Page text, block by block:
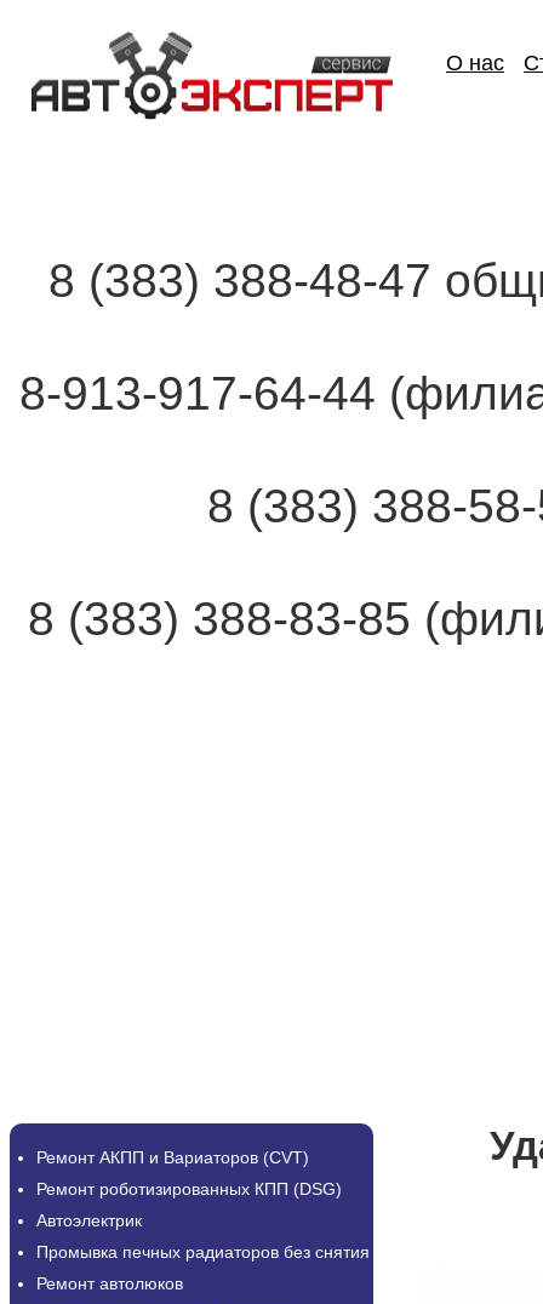
О нас
8 (383) 388-48-47
8-913-917-64-44
8 (383) 388-
8 (383) 388-83-85
Ремонт АКПП и Вариаторов (CVT)
Ремонт роботизированных КПП (DSG)
Автоэлектрик
Промывка печных радиаторов без снятия
Ремонт автолюков